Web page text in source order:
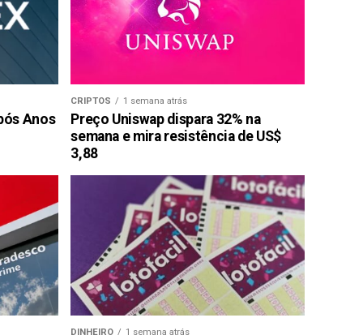
Anos
CRIPTOS 1 semana atrás
Preço Uniswap dispara 32% na
semana e mira resistência de US$
3,88
DINHEIRO 1 semana atrás